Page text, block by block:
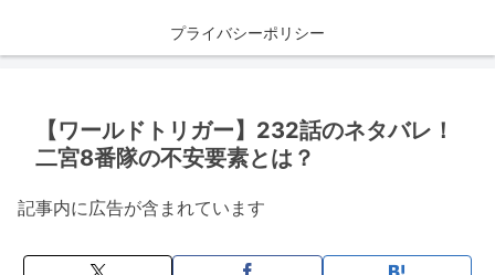
プライバシーポリシー
【ワールドトリガー】232話のネタバレ！
二宮8番隊の不安要素とは？
記事内に広告が含まれています